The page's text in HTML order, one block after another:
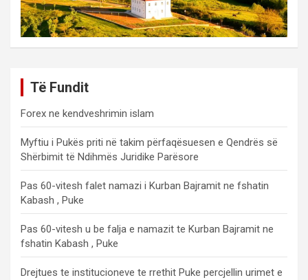
Të Fundit
Forex ne kendveshrimin islam
Myftiu i Pukës priti në takim përfaqësuesen e Qendrës së
Shërbimit të Ndihmës Juridike Parësore
Pas 60-vitesh falet namazi i Kurban Bajramit ne fshatin
Kabash , Puke
Pas 60-vitesh u be falja e namazit te Kurban Bajramit ne
fshatin Kabash , Puke
Drejtues te institucioneve te rrethit Puke percjellin urimet e